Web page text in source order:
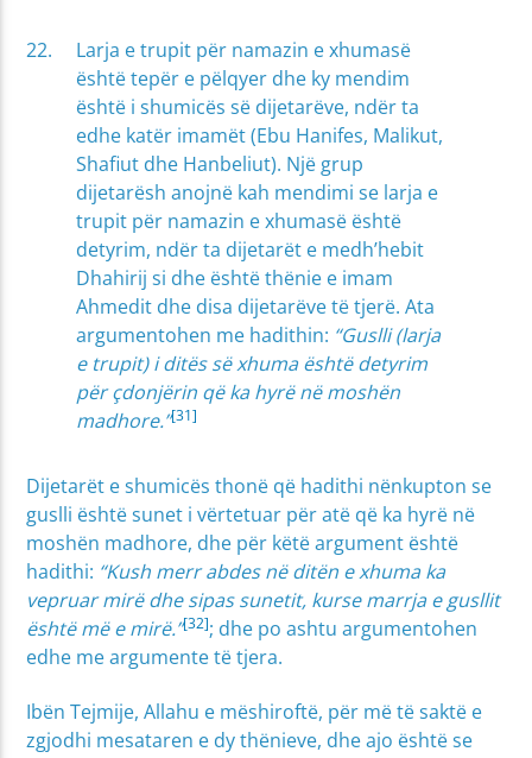
Larja e trupit për namazin e xhumasë
është tepër e pëlqyer dhe ky mendim
është i shumicës së dijetarëve, ndër ta
edhe katër imamët (Ebu Hanifes, Malikut,
Shafiut dhe Hanbeliut). Një grup
dijetarësh anojnë kah mendimi se larja e
trupit për namazin e xhumasë është
detyrim, ndër ta dijetarët e medh’hebit
Dhahirij si dhe është thënie e imam
Ahmedit dhe disa dijetarëve të tjerë. Ata
argumentohen me hadithin: “Guslli (larja
e trupit) i ditës së xhuma është detyrim
për çdonjërin që ka hyrë në moshën
madhore.”[31]
Dijetarët e shumicës thonë që hadithi nënkupton se
guslli është sunet i vërtetuar për atë që ka hyrë në
moshën madhore, dhe për këtë argument është
hadithi: “Kush merr abdes në ditën e xhuma ka
vepruar mirë dhe sipas sunetit, kurse marrja e gusllit
është më e mirë.”[32]; dhe po ashtu argumentohen
edhe me argumente të tjera.
Ibën Tejmije, Allahu e mëshiroftë, për më të saktë e
zgjodhi mesataren e dy thënieve, dhe ajo është se